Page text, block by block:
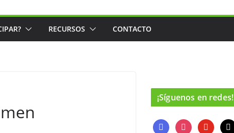
RECURSOS CONTACTO
¡Síguenos en redes!
f
i
y
m